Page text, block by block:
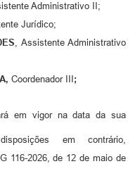
Administrativo II;
Jurídico;
, Assistente Administrativo
Coordenador III ;
em vigor na data da sua
em contrário,
116-2026, de 12 de maio de